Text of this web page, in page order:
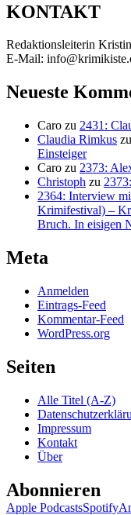
KONTAKT
Redaktionsleiterin
E-Mail:
Neueste
Caro zu 2431:
Claudia Rimkus zu
Einsteiger
Caro zu 2373:
Christoph zu
2364: Interview
Krimifestival) –
Bruch. In eisigen
Meta
Anmelden
Eintrags-Feed
Kommentar-Feed
WordPress.org
Seiten
Alle Titel (A-Z)
Impressum
Kontakt
Über
Abonnieren
Apple PodcastsSpotify